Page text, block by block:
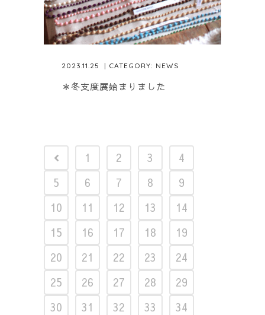
2023.11.25 | CATEGORY: NEWS
＊冬支度展始まりました
1 2 3
4
5
6 7 8
9
10
11 12 13
14
15
16 17 18
19
20
21 22 23
24
25
26 27 28
29
30
31 32 33
34